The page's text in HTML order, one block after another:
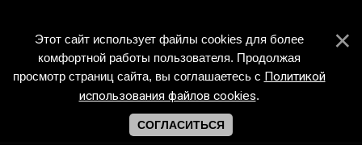
Этот сайт использует файлы cookies для более
комфортной работы пользователя. Продолжая
просмотр страниц сайта, вы соглашаетесь с Политикой
использования файлов cookies.
СОГЛАСИТЬСЯ